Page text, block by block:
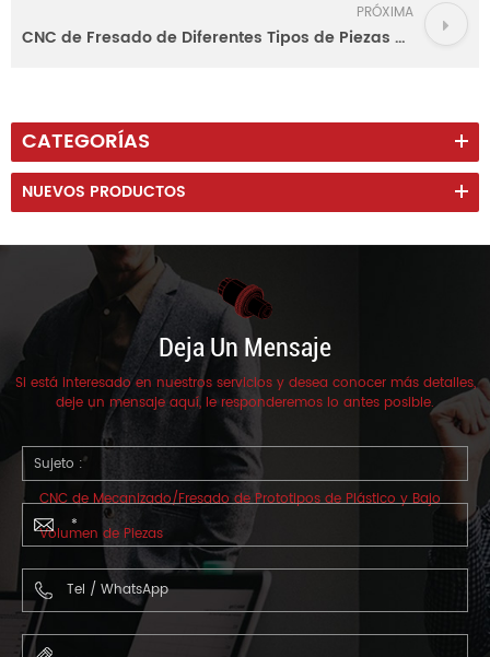
PRÓXIMA
CNC de Fresado de Diferentes Tipos de Piezas de Plástico de Alta Calidad
CATEGORÍAS
NUEVOS PRODUCTOS
Deja Un Mensaje
Si está interesado en nuestros servicios y desea conocer más detalles,
deje un mensaje aquí, le responderemos lo antes posible.
Sujeto :
CNC de Mecanizado/Fresado de Prototipos de Plástico y Bajo
Volumen de Piezas